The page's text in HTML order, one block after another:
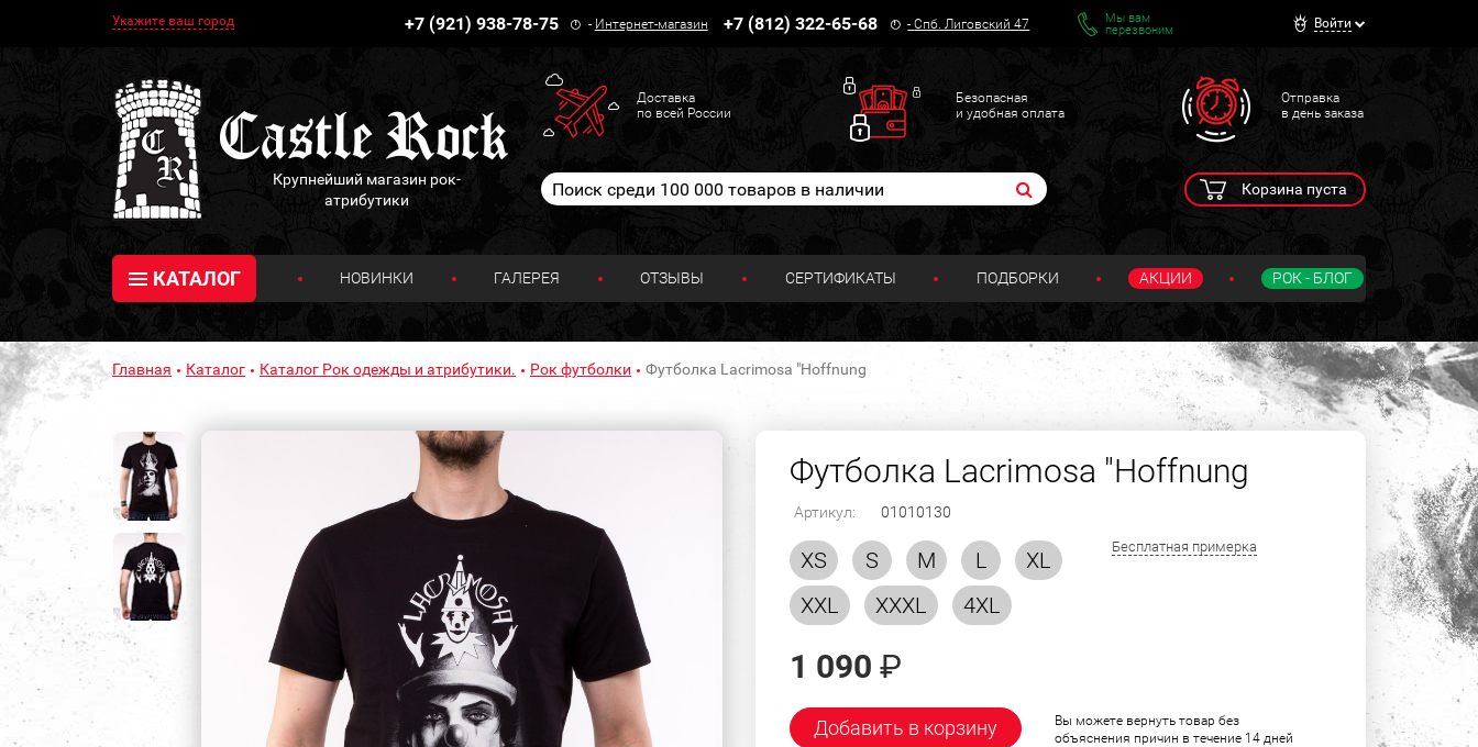
Укажите ваш город +7 (921) 938-78-75 - Интернет-магазин +7 (812) 322-65-68 -Спб. Лиговский 47
Мы вам
перезвоним
Войти
Крупнейший магазин рок-
атрибутики
Доставка
по всей России
Безопасная
и удобная оплата
Отправка
в день заказа
Корзина пуста
КАТАЛОГ НОВИНКИ ГАЛЕРЕЯ ОТЗЫВЫ СЕРТИФИКАТЫ ПОДБОРКИ АКЦИИ РОК - БЛОГ
Главная Каталог Каталог Рок одежды и атрибутики. Рок футболки Футболка Lacrimosa "Hoffnung
Футболка Lacrimosa "Hoffnung
Артикул: 01010130
XS S M L
XL
XXL
XXXL 4XL
Бесплатная примерка
1 090 ₽
Добавить в корзину
Вы можете вернуть товар без
объяснения причин в течение 14 дней